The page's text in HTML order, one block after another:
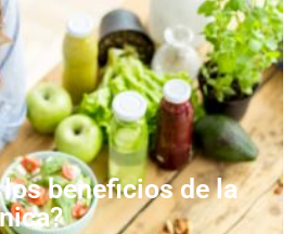
beneficios de la